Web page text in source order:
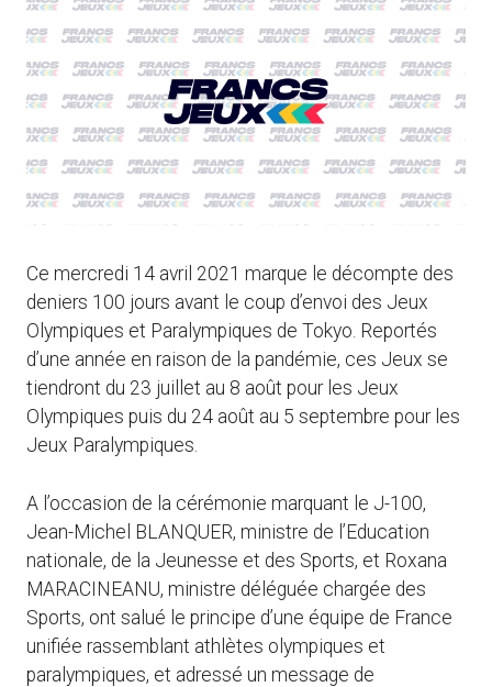
Ce mercredi 14 avril 2021 marque le décompte des
deniers 100 jours avant le coup d’envoi des Jeux
Olympiques et Paralympiques de Tokyo. Reportés
d’une année en raison de la pandémie, ces Jeux se
tiendront du 23 juillet au 8 août pour les Jeux
Olympiques puis du 24 août au 5 septembre pour les
Jeux Paralympiques.
A l’occasion de la cérémonie marquant le J-100,
Jean-Michel BLANQUER, ministre de l’Education
nationale, de la Jeunesse et des Sports, et Roxana
MARACINEANU, ministre déléguée chargée des
Sports, ont salué le principe d’une équipe de France
unifiée rassemblant athlètes olympiques et
paralympiques, et adressé un message de